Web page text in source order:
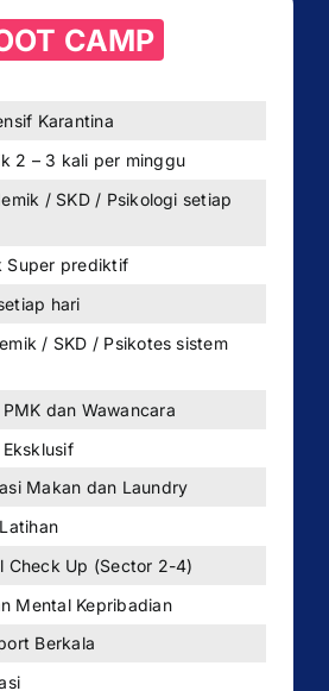
CAMP
Karantina
2 – 3 kali per minggu
/ SKD / Psikologi setiap
Super prediktif
hari
/ SKD / Psikotes sistem
PMK dan Wawancara
Makan dan Laundry
Check Up (Sector 2-4)
Mental Kepribadian
Berkala